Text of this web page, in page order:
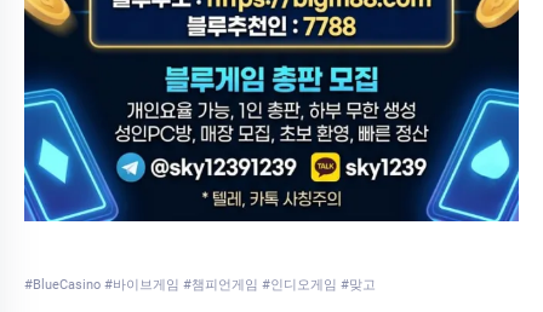
#BlueCasino #바이브게임 #챔피언게임 #인디오게임 #맞고